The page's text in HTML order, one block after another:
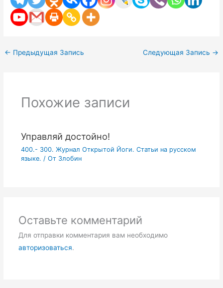
← Предыдущая Запись Следующая Запись →
Похожие записи
Управляй достойно!
400.- 300. Журнал Открытой Йоги. Статьи на русском
языке. / От Злобин
Оставьте комментарий
Для отправки комментария вам необходимо
авторизоваться.